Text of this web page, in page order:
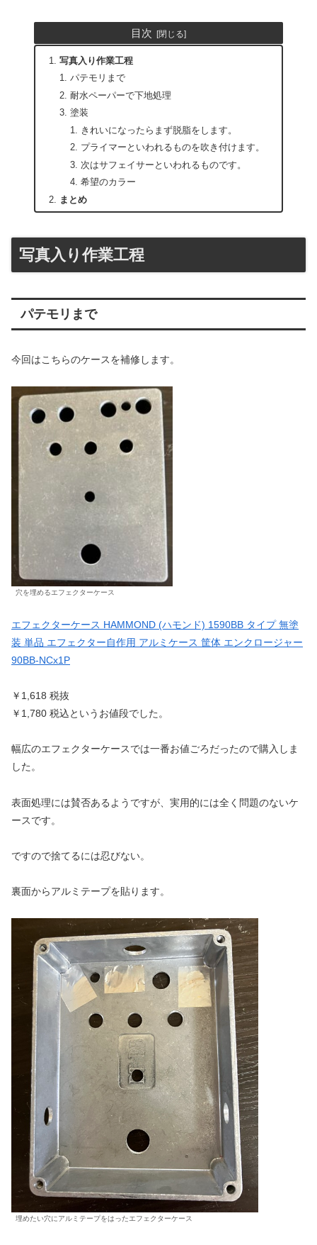
目次
写真入り作業工程
パテモリまで
耐水ペーパーで下地処理
塗装
きれいになったらまず脱脂をします。
プライマーといわれるものを吹き付けます。
次はサフェイサーといわれるものです。
希望のカラー
まとめ
写真入り作業工程
パテモリまで
今回はこちらのケースを補修します。
穴を埋めるエフェクターケース
エフェクターケース HAMMOND (ハモンド) 1590BB タイプ 無塗
装 単品 エフェクター自作用 アルミケース 筐体 エンクロージャー
90BB-NCx1P
￥1,618 税抜
￥1,780 税込というお値段でした。
幅広のエフェクターケースでは一番お値ごろだったので購入しま
した。
表面処理には賛否あるようですが、実用的には全く問題のないケ
ースです。
ですので捨てるには忍びない。
裏面からアルミテープを貼ります。
埋めたい穴にアルミテープをはったエフェクターケース